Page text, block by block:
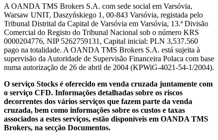
A OANDA TMS Brokers S.A. com sede social em Varsóvia,
Warsaw UNIT, Daszyńskiego 1, 00-843 Varsóvia, registada pelo
Tribunal Distrital da Capital de Varsóvia em Varsóvia, 13.ª Divisão
Comercial do Registo do Tribunal Nacional sob o número KRS
0000204776, NIP 5262759131, Capital inicial: PLN 3,537.560
pago na totalidade. A OANDA TMS Brokers S.A. está sujeita à
supervisão da Autoridade de Supervisão Financeira Polaca com base
numa autorização de 26 de abril de 2004 (KPWiG-4021-54-1/2004).
O serviço Stocks é oferecido em venda cruzada juntamente com
o serviço CFD. Informações detalhadas sobre os riscos
decorrentes dos vários serviços que fazem parte da venda
cruzada, bem como informações sobre os custos e taxas
associados a estes serviços, estão disponíveis em OANDA TMS
Brokers, na secção Documentos.